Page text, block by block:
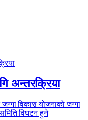
अन्तरक्रिया